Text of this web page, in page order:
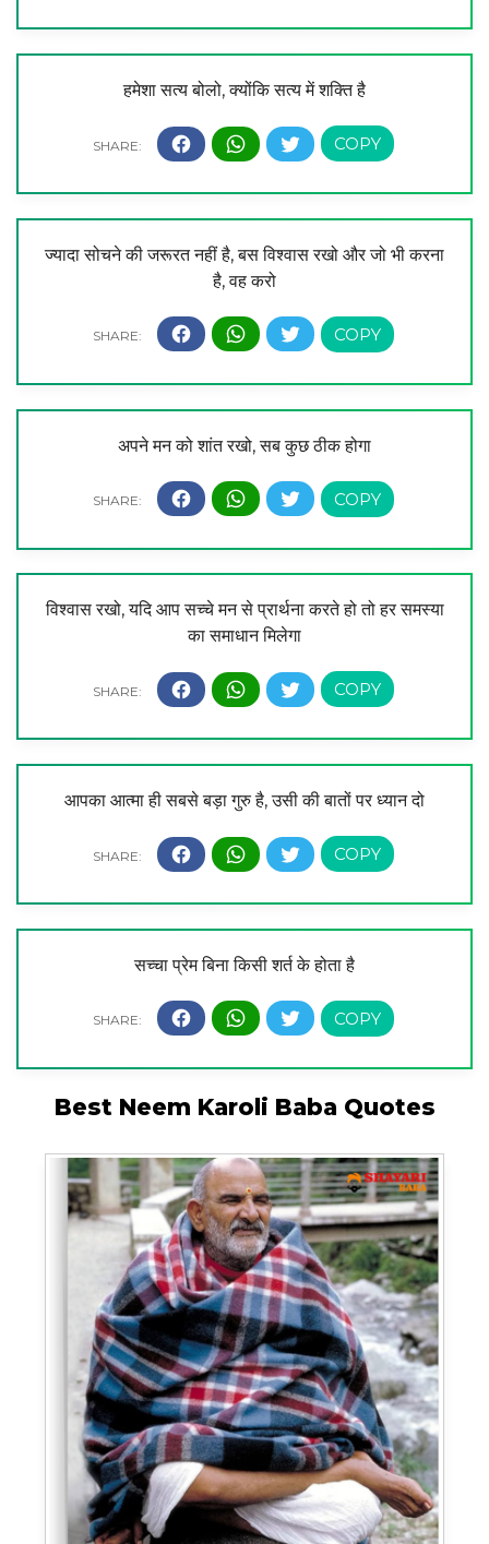
हमेशा सत्य बोलो, क्योंकि सत्य में शक्ति है
ज्यादा सोचने की जरूरत नहीं है, बस विश्वास रखो और जो भी करना
है, वह करो
अपने मन को शांत रखो, सब कुछ ठीक होगा
विश्वास रखो, यदि आप सच्चे मन से प्रार्थना करते हो तो हर समस्या
का समाधान मिलेगा
आपका आत्मा ही सबसे बड़ा गुरु है, उसी की बातों पर ध्यान दो
सच्चा प्रेम बिना किसी शर्त के होता है
Best Neem Karoli Baba Quotes